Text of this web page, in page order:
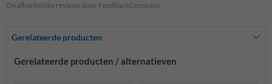
Onafhankelijke reviews door FeedbackCompany
Gerelateerde producten
Gerelateerde producten / alternatieven